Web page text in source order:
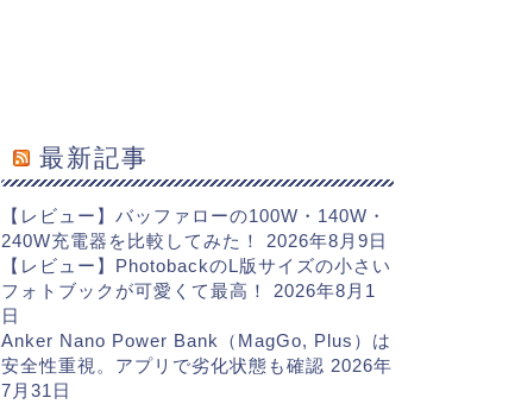
最新記事
【レビュー】バッファローの100W・140W・
240W充電器を比較してみた！
2026年8月9日
【レビュー】PhotobackのL版サイズの小さい
フォトブックが可愛くて最高！
2026年8月1
日
Anker Nano Power Bank（MagGo, Plus）は
安全性重視。アプリで劣化状態も確認 2026年
7月31日